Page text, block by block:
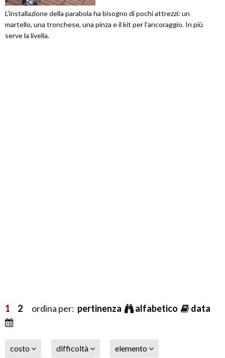
L'installazione della parabola ha bisogno di pochi attrezzi: un
martello, una tronchese, una pinza e il kit per l'ancoraggio. In più
serve la livella.
1 2 ordina per: pertinenza alfabetico data
costo difficoltà elemento